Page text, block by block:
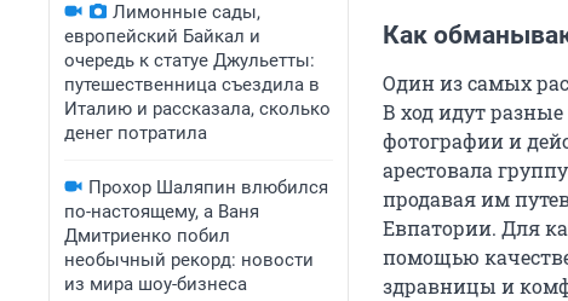
Лимонные сады,
европейский Байкал и
очередь к статуе Джульетты:
путешественница съездила в
Италию и рассказала, сколько
денег потратила
Прохор Шаляпин влюбился
по-настоящему, а Ваня
Дмитриенко побил
необычный рекорд: новости
из мира шоу-бизнеса
Как
Один из самых
В ход идут
фотографии и
арестовала
продавая им
Евпатории. Для
помощью
здравницы и